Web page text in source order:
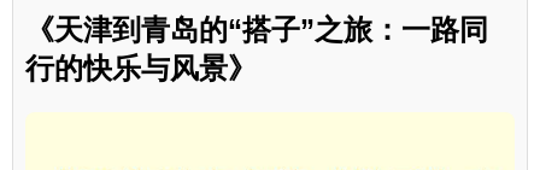
《天津到青岛的“搭子”之旅：一路同
行的快乐与风景》